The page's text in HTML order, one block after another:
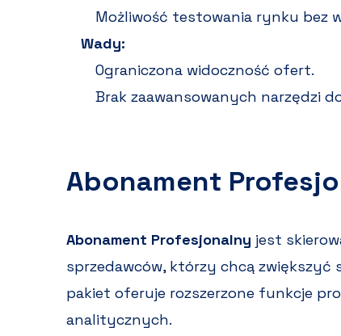
Możliwość testowania rynku bez
Wady:
Ograniczona widoczność ofert.
Brak zaawansowanych narzędzi
Abonament
Abonament Profesjonalny jest
sprzedawców, którzy chcą zwiększyć
pakiet oferuje rozszerzone funkcje
analitycznych.